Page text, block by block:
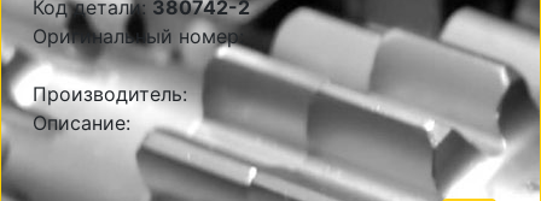
Код детали: 380742-2
Оригинальный номер:
Производитель:
Описание: